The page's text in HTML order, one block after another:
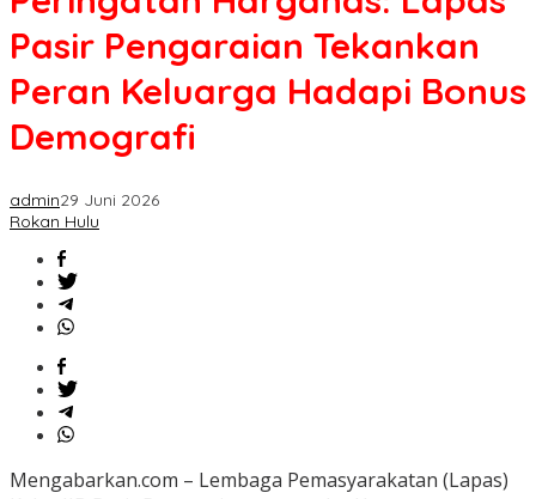
Pengaraian
Tekankan
Keluarga
Pasir Pengaraian Tekankan
Peran Keluarga Hadapi Bonus
Demografi
admin29 Juni 2026
Rokan Hulu
Mengabarkan.com – Lembaga Pemasyarakatan (Lapas)